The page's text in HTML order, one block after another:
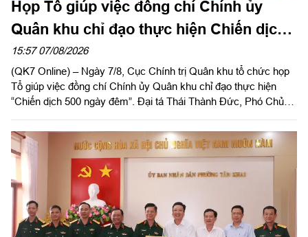
Họp Tổ giúp việc đồng chí Chính ủy
Quân khu chỉ đạo thực hiện Chiến dịch
500 ngày đêm
15:57 07/08/2026
(QK7 Online) – Ngày 7/8, Cục Chính trị Quân khu tổ chức họp
Tổ giúp việc đồng chí Chính ủy Quân khu chỉ đạo thực hiện
“Chiến dịch 500 ngày đêm”. Đại tá Thái Thành Đức, Phó Chủ